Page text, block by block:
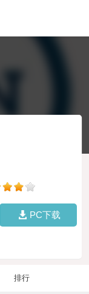
PC下载
排行